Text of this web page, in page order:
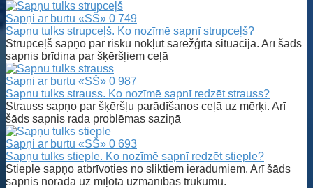
Sapņi ar burtu «SŠ» 0 749
Sapņu tulks strupceļš. Ko nozīmē sapnī strupceļš?
Strupceļš sapņo par risku nokļūt sarežģītā situācijā. Arī šāds
sapnis brīdina par šķēršļiem ceļā
Sapņi ar burtu «SŠ» 0 987
Sapnu tulks strauss. Ko nozīmē sapnī redzēt strauss?
Strauss sapņo par šķēršļu parādīšanos ceļā uz mērķi. Arī
šāds sapnis rada problēmas saziņā
Sapņi ar burtu «SŠ» 0 693
Sapņu tulks stieple. Ko nozīmē sapnī redzēt stieple?
Stieple sapņo atbrīvoties no sliktiem ieradumiem. Arī šāds
sapnis norāda uz mīļotā uzmanības trūkumu.